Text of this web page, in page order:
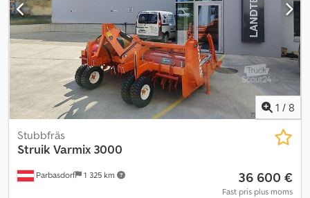
1 / 8
Parbasdorf 1 325 km
Stubbfräs
StruikVarmix 3000
36 600 €
Fast pris plus moms